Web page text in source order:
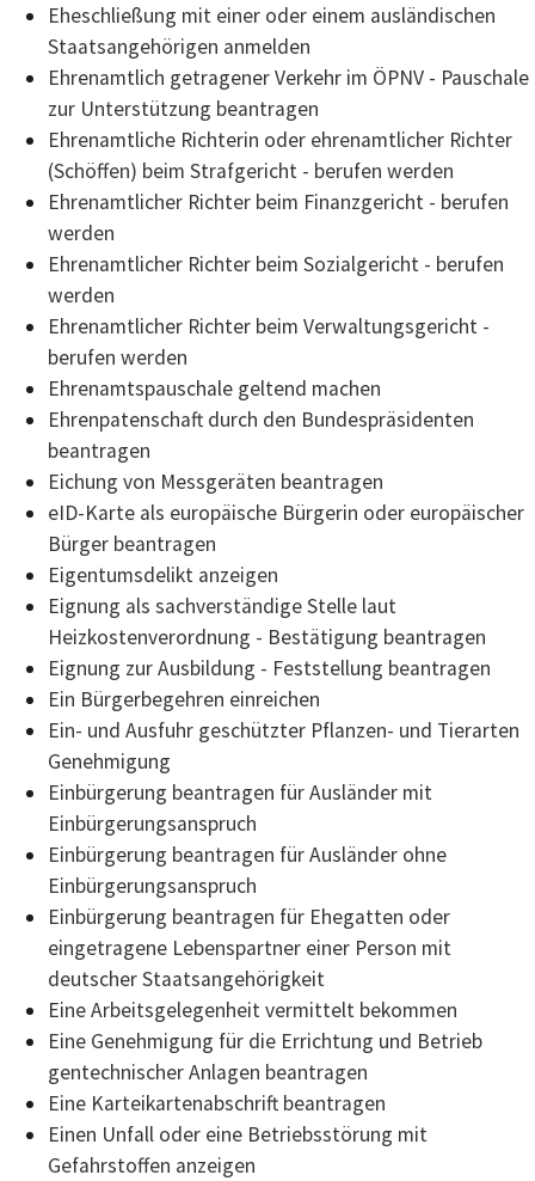
Eheschließung mit einer oder einem ausländischen
Staatsangehörigen anmelden
Ehrenamtlich getragener Verkehr im ÖPNV - Pauschale
zur Unterstützung beantragen
Ehrenamtliche Richterin oder ehrenamtlicher Richter
(Schöffen) beim Strafgericht - berufen werden
Ehrenamtlicher Richter beim Finanzgericht - berufen
werden
Ehrenamtlicher Richter beim Sozialgericht - berufen
werden
Ehrenamtlicher Richter beim Verwaltungsgericht -
berufen werden
Ehrenamtspauschale geltend machen
Ehrenpatenschaft durch den Bundespräsidenten
beantragen
Eichung von Messgeräten beantragen
eID-Karte als europäische Bürgerin oder europäischer
Bürger beantragen
Eigentumsdelikt anzeigen
Eignung als sachverständige Stelle laut
Heizkostenverordnung - Bestätigung beantragen
Eignung zur Ausbildung - Feststellung beantragen
Ein Bürgerbegehren einreichen
Ein- und Ausfuhr geschützter Pflanzen- und Tierarten
Genehmigung
Einbürgerung beantragen für Ausländer mit
Einbürgerungsanspruch
Einbürgerung beantragen für Ausländer ohne
Einbürgerungsanspruch
Einbürgerung beantragen für Ehegatten oder
eingetragene Lebenspartner einer Person mit
deutscher Staatsangehörigkeit
Eine Arbeitsgelegenheit vermittelt bekommen
Eine Genehmigung für die Errichtung und Betrieb
gentechnischer Anlagen beantragen
Eine Karteikartenabschrift beantragen
Einen Unfall oder eine Betriebsstörung mit
Gefahrstoffen anzeigen